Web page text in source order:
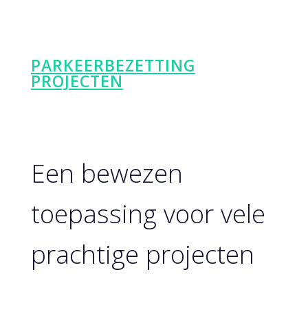
PARKEERBEZETTING
PROJECTEN
Een bewezen
toepassing voor vele
prachtige projecten